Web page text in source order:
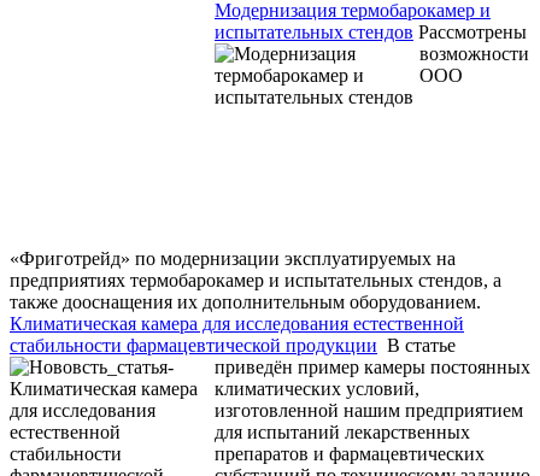
Модернизация термобарокамер и
испытательных стендов Рассмотрены
возможности
ООО
«Фриготрейд» по модернизации эксплуатируемых на
предприятиях термобарокамер и испытательных стендов, а
также дооснащения их дополнительным оборудованием.
Климатическая камера для исследования естественной
стабильности фармацевтической продукции В статье
приведён пример камеры постоянных
климатических условий,
изготовленной нашим предприятием
для испытаний лекарственных
препаратов и фармацевтических